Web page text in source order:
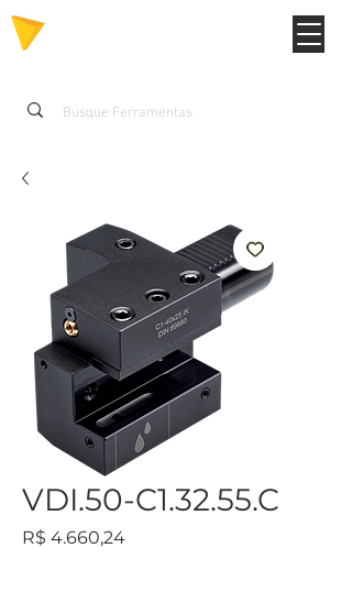
VDI.50-C1.32.55.C
R$ 4.660,24Preço